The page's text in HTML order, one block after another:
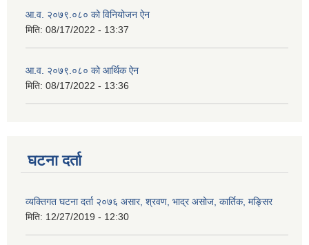
आ.व. २०७९.०८० को विनियोजन ऐन
मिति: 08/17/2022 - 13:37
आ.व. २०७९.०८० को आर्थिक ऐन
मिति: 08/17/2022 - 13:36
घटना दर्ता
व्यक्तिगत घटना दर्ता २०७६ असार, श्रवण, भाद्र असोज, कार्तिक, मङ्सिर
मिति: 12/27/2019 - 12:30